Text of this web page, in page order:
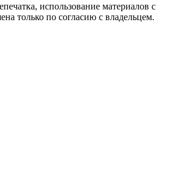
использование материалов с
только по согласию с владельцем.